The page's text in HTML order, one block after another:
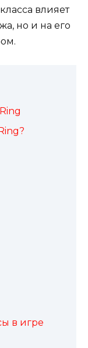
влияет
но и на его
в игре